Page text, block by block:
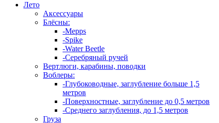
Лето
Аксессуары
Блёсны:
-Mepps
-Spike
-Water Beetle
-Серебряный ручей
Вертлюги, карабины, поводки
Воблеры:
-Глубоководные, заглубление больше 1,5
метров
-Поверхностные, заглубление до 0,5 метров
-Среднего заглубления, до 1,5 метров
Груза